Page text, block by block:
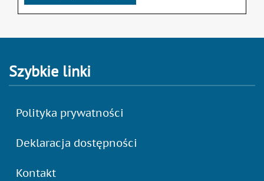
Szybkie linki
Polityka prywatności
Deklaracja dostępności
Kontakt